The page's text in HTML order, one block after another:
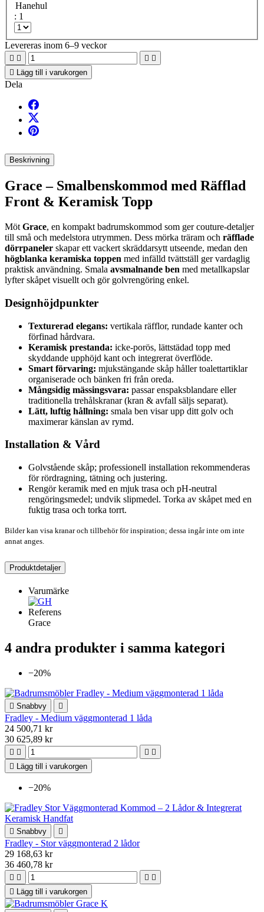
Hanehul
: 1
Levereras inom 6–9 veckor
   
 Lägg till i varukorgen
Dela
Beskrivning
Grace – Smalbenskommod med Räfflad
Front & Keramisk Topp
Möt Grace, en kompakt badrumskommod som ger couture-detaljer
till små och medelstora utrymmen. Dess mörka träram och räfflade
dörrpaneler skapar ett vackert skräddarsytt utseende, medan den
högblanka keramiska toppen med infälld tvättställ ger vardaglig
praktisk användning. Smala avsmalnande ben med metallkapslar
lyfter skåpet visuellt och gör golvrengöring enkel.
Designhöjdpunkter
Texturerad elegans: vertikala räfflor, rundade kanter och
förfinad hårdvara.
Keramisk prestanda: icke-porös, lättstädad topp med
skyddande upphöjd kant och integrerat överflöde.
Smart förvaring: mjukstängande skåp håller toalettartiklar
organiserade och bänken fri från oreda.
Mångsidig mässingsvara: passar enspaksblandare eller
traditionella trehålskranar (kran & avfall säljs separat).
Lätt, luftig hållning: smala ben visar upp ditt golv och
maximerar känslan av rymd.
Installation & Vård
Golvstående skåp; professionell installation rekommenderas
för rördragning, tätning och justering.
Rengör keramik med en mjuk trasa och pH-neutral
rengöringsmedel; undvik slipmedel. Torka av skåpet med en
fuktig trasa och torka torrt.
Bilder kan visa kranar och tillbehör för inspiration; dessa ingår inte om inte
annat anges.
Produktdetaljer
Varumärke
Referens
Grace
4 andra produkter i samma kategori
−20%
 Snabbvy 
Fradley - Medium väggmonterad 1 låda
24 500,71 kr
30 625,89 kr
   
 Lägg till i varukorgen
−20%
 Snabbvy 
Fradley - Stor väggmonterad 2 lådor
29 168,63 kr
36 460,78 kr
   
 Lägg till i varukorgen